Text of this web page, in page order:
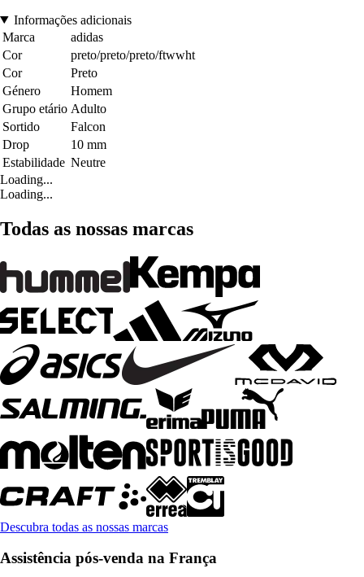
Informações adicionais
Marca
adidas
Cor
preto/preto/preto/ftwwht
Cor
Preto
Género
Homem
Grupo etário Adulto
Sortido
Falcon
Drop
10 mm
Estabilidade Neutre
Loading...
Loading...
Todas as nossas marcas
Descubra todas as nossas marcas
Assistência pós-venda na França